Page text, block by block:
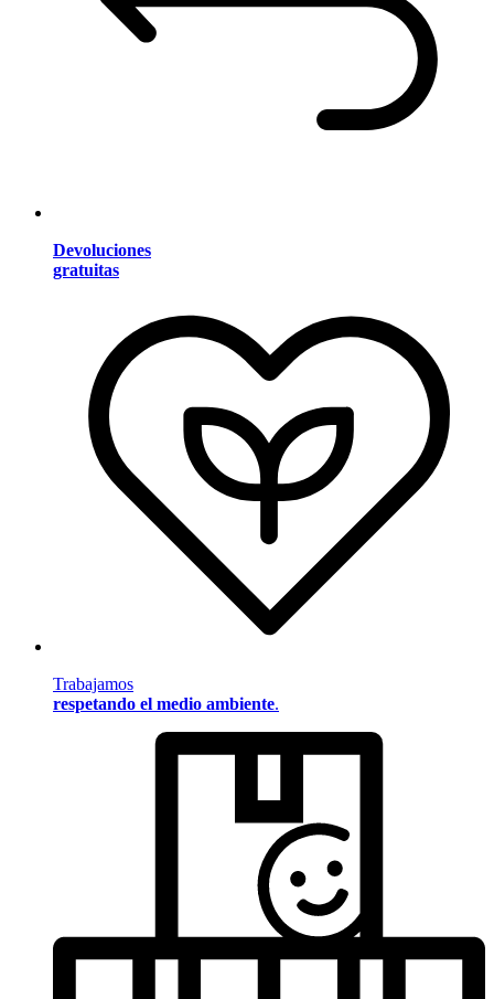
Devoluciones
gratuitas
Trabajamos
respetando el medio ambiente.